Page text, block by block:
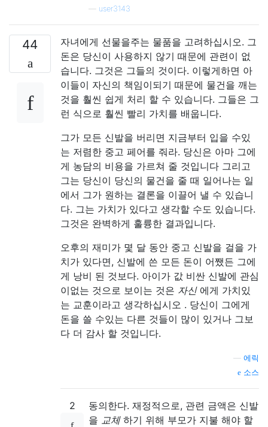
user3143
44
자녀에게 선물을주는 물품을 고려하십시오. 그
돈은 당신이 사용하지 않기 때문에 관련이 없
습니다. 그것은 그들의 것이다. 이렇게하면 아
이들이 자신의 책임이되기 때문에 물건을 깨는
것을 훨씬 쉽게 처리 할 수 ​​있습니다. 그들은 그
런 식으로 훨씬 빨리 가치를 배웁니다.
그가 모든 신발을 버리면 지금부터 입을 수있
는 저렴한 중고 페어를 줘라. 당신은 아마 그에
게 농담의 비용을 가르쳐 줄 것입니다 그리고
그는 당신이 당신의 물건을 줄 때 일어나는 일
에서 그가 원하는 결론을 이끌어 낼 수 있습니
다. 그는 가치가 있다고 생각할 수도 있습니다.
그것은 완벽하게 훌륭한 결과입니다.
오후의 재미가 몇 달 동안 중고 신발을 걸을 가
치가 있다면, 신발에 쓴 모든 돈이 어쨌든 그에
게 낭비 된 것보다. 아이가 값 비싼 신발에 관심
이없는 것으로 보이는 것은 자신에게 가치있
는 교훈이라고 생각하십시오 . 당신이 그에게
돈을 쓸 수있는 다른 것들이 많이 있거나 그보
다 더 감사 할 것입니다.
에릭
소스
2
동의한다. 재정적으로, 관련 금액은 신발
을 교체하기 위해 부모가 지불 해야 할